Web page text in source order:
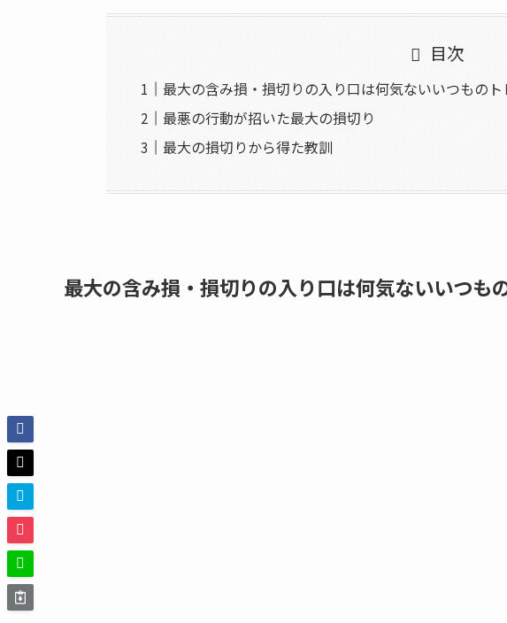
目次
最大の含み損・損切りの入り口は何気ないいつものト
最悪の行動が招いた最大の損切り
最大の損切りから得た教訓
最大の含み損・損切りの入り口は何気ないいつも